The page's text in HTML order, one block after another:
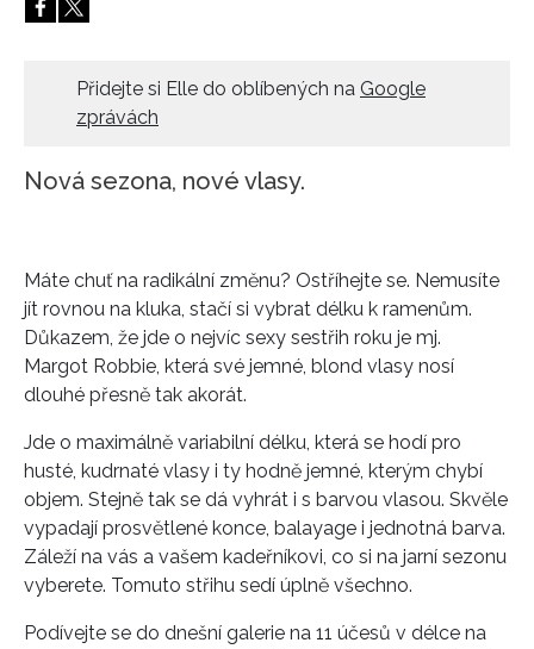
Přidejte si Elle do oblíbených na Google
zprávách
Nová sezona, nové vlasy.
Máte chuť na radikální změnu? Ostříhejte se. Nemusíte
jít rovnou na kluka, stačí si vybrat délku k ramenům.
Důkazem, že jde o nejvíc sexy sestřih roku je mj.
Margot Robbie, která své jemné, blond vlasy nosí
dlouhé přesně tak akorát.
Jde o maximálně variabilní délku, která se hodí pro
husté, kudrnaté vlasy i ty hodně jemné, kterým chybí
objem. Stejně tak se dá vyhrát i s barvou vlasou. Skvěle
vypadají prosvětlené konce, balayage i jednotná barva.
Záleží na vás a vašem kadeřníkovi, co si na jarní sezonu
vyberete. Tomuto střihu sedí úplně všechno.
Podívejte se do dnešní galerie na 11 účesů v délce na